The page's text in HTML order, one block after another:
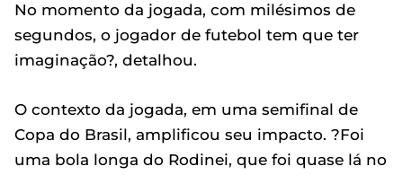
No momento da jogada, com milésimos de
segundos, o jogador de futebol tem que ter
imaginação?, detalhou.
O contexto da jogada, em uma semifinal de
Copa do Brasil, amplificou seu impacto. ?Foi
uma bola longa do Rodinei, que foi quase lá no